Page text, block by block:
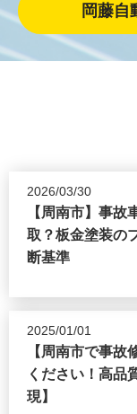
岡藤自
2026/03/30
【周南市】事故
取？板金塗装の
断基準
2025/01/01
【周南市で事故
ください！高品
現】